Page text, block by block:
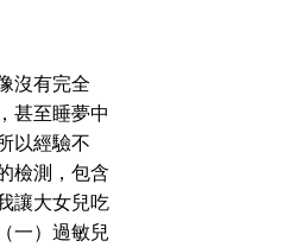
沒有完全
甚至睡夢中
以經驗不
檢測，包含
讓大女兒吃
一）過敏兒